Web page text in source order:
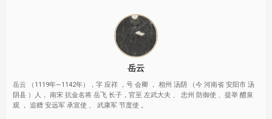
岳云
岳云 （1119年—1142年），字 应祥 ，号 会卿 ， 相州 汤阴 （今 河南省 安阳市 汤
阴县 ）人， 南宋 抗金名将 岳飞 长子，官至 左武大夫 、 忠州 防御使 、提举 醴泉
观 ， 追赠 安远军 承宣使 、 武康军 节度使 。